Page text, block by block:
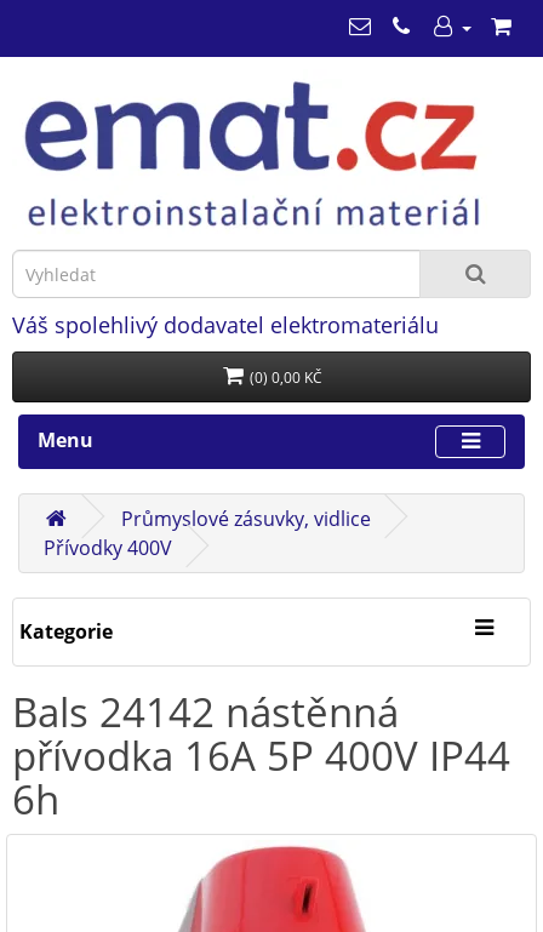
Váš spolehlivý dodavatel elektromateriálu
(0) 0,00 KČ
Menu
Průmyslové zásuvky, vidlice
Přívodky 400V
Kategorie
Bals 24142 nástěnná
přívodka 16A 5P 400V IP44
6h